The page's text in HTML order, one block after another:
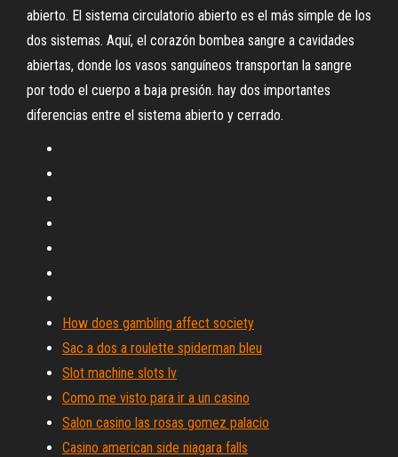
abierto. El sistema circulatorio abierto es el más simple de los
dos sistemas. Aquí, el corazón bombea sangre a cavidades
abiertas, donde los vasos sanguíneos transportan la sangre
por todo el cuerpo a baja presión. hay dos importantes
diferencias entre el sistema abierto y cerrado.
How does gambling affect society
Sac a dos a roulette spiderman bleu
Slot machine slots lv
Como me visto para ir a un casino
Salon casino las rosas gomez palacio
Casino american side niagara falls